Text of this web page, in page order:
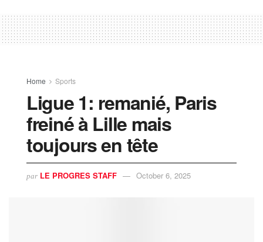
Home Sports
Ligue 1: remanié, Paris
freiné à Lille mais
toujours en tête
par LE PROGRES STAFF October 6, 2025